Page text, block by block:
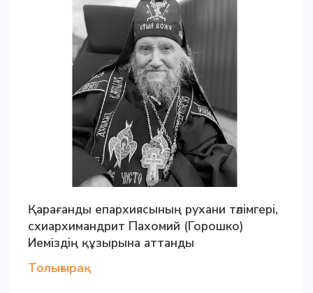
Қарағанды епархиясының рухани тәлімгері,
схиархимандрит Пахомий (Горошко)
Иеміздің құзырына аттанды
Толығырақ